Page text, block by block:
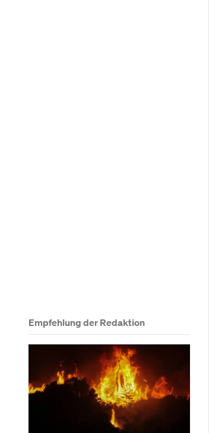
Empfehlung der Redaktion